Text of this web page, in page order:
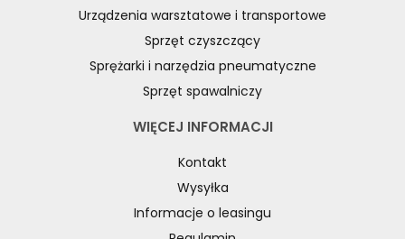
Urządzenia warsztatowe i transportowe
Sprzęt czyszczący
Sprężarki i narzędzia pneumatyczne
Sprzęt spawalniczy
WIĘCEJ INFORMACJI
Kontakt
Wysyłka
Informacje o leasingu